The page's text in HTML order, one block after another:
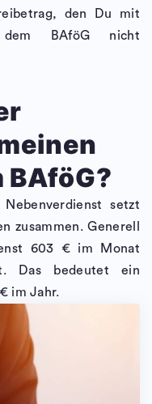
den Du mit
dem BAföG nicht
BAföG?
setzt
zusammen. Generell
603 € im Monat
Das bedeutet ein
im Jahr.